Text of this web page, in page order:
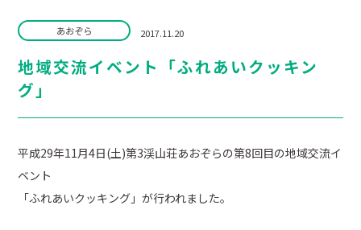
あおぞら 2017.11.20
地域交流イベント「ふれあいクッキン
グ」
平成29年11月4日(土)第3渓山荘あおぞらの第8回目の地域交流イ
ベント
「ふれあいクッキング」が行われました。